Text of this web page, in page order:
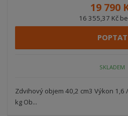
19 790
16 355,37 Kč
POPTAT
SKLADEM
Zdvihový objem 40,2 cm3 Výkon 1,6
kg Ob...